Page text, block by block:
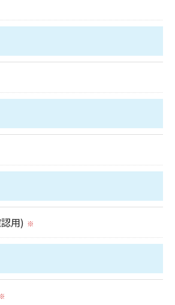
。
の個人情報の開示･訂正･削除・利
めさせて頂いております。
正･削除・利用停止の具体的手続
、お電話でお問合せ下さい。
用) ※